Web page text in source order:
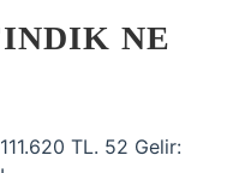
NE
TL. 52 Gelir: